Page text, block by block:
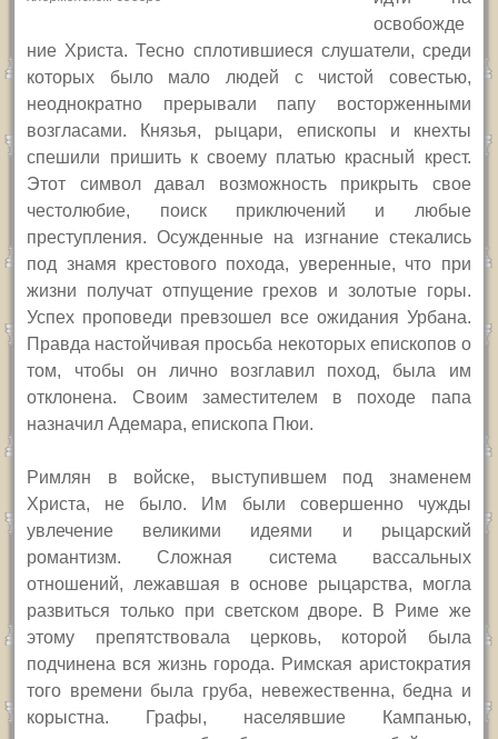
освобожде
ние Христа. Тесно сплотившиеся слушатели, среди
которых было мало людей с чистой совестью,
неоднократно прерывали папу восторженными
возгласами. Князья, рыцари, епископы и кнехты
спешили пришить к своему платью красный крест.
Этот символ давал возможность прикрыть свое
честолюбие, поиск приключений и любые
преступления. Осужденные на изгнание стекались
под знамя крестового похода, уверенные, что при
жизни получат отпущение грехов и золотые горы.
Успех проповеди превзошел все ожидания Урбана.
Правда настойчивая просьба некоторых епископов о
том, чтобы он лично возглавил поход, была им
отклонена. Своим заместителем в походе папа
назначил Адемара, епископа Пюи.
Римлян в войске, выступившем под знаменем
Христа, не было. Им были совершенно чужды
увлечение великими идеями и рыцарский
романтизм. Сложная система вассальных
отношений, лежавшая в основе рыцарства, могла
развиться только при светском дворе. В Риме же
этому препятствовала церковь, которой была
подчинена вся жизнь города. Римская аристократия
того времени была груба, невежественна, бедна и
корыстна. Графы, населявшие Кампанью,